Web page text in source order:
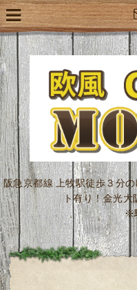
阪急京都線 上牧駅徒歩３分
ト有り！金光大
※